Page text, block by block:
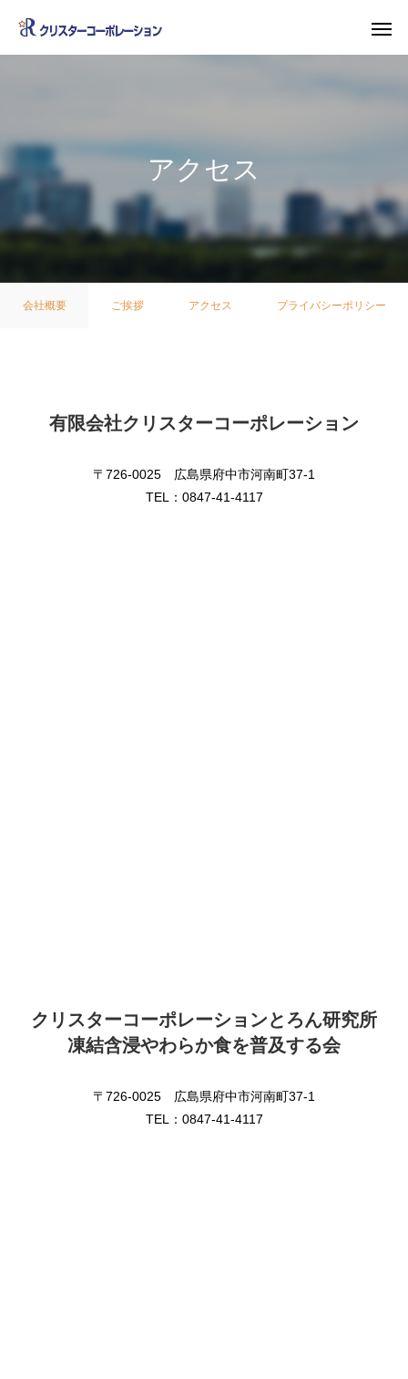
アクセス
会社概要 ご挨拶 アクセス プライバシーポリシー
有限会社クリスターコーポレーション
〒726-0025 広島県府中市河南町37-1
TEL：0847-41-4117
クリスターコーポレーションとろん研究所
凍結含浸やわらか食を普及する会
〒726-0025 広島県府中市河南町37-1
TEL：0847-41-4117